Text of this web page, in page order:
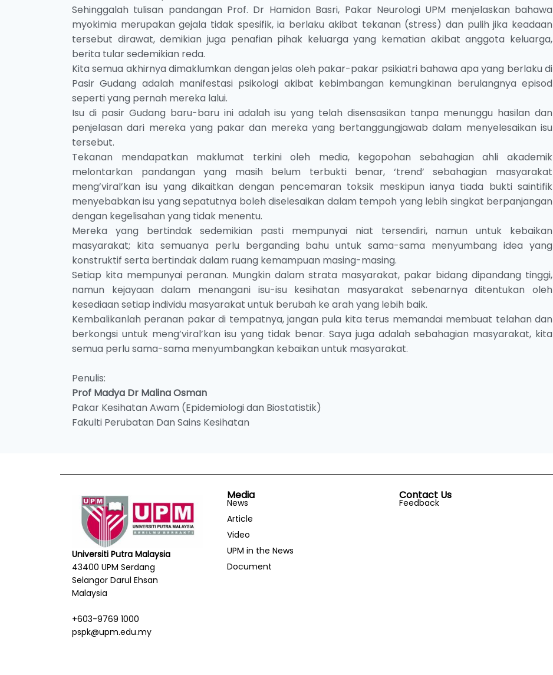
Sehinggalah tulisan pandangan Prof. Dr Hamidon Basri, Pakar Neurologi UPM menjelaskan bahawa
myokimia merupakan gejala tidak spesifik, ia berlaku akibat tekanan (stress) dan pulih jika keadaan
tersebut dirawat, demikian juga penafian pihak keluarga yang kematian akibat anggota keluarga,
berita tular sedemikian reda.
Kita semua akhirnya dimaklumkan dengan jelas oleh pakar-pakar psikiatri bahawa apa yang berlaku di
Pasir Gudang adalah manifestasi psikologi akibat kebimbangan kemungkinan berulangnya episod
seperti yang pernah mereka lalui.
Isu di pasir Gudang baru-baru ini adalah isu yang telah disensasikan tanpa menunggu hasilan dan
penjelasan dari mereka yang pakar dan mereka yang bertanggungjawab dalam menyelesaikan isu
tersebut.
Tekanan mendapatkan maklumat terkini oleh media, kegopohan sebahagian ahli akademik
melontarkan pandangan yang masih belum terbukti benar, ‘trend’ sebahagian masyarakat
meng’viral’kan isu yang dikaitkan dengan pencemaran toksik meskipun ianya tiada bukti saintifik
menyebabkan isu yang sepatutnya boleh diselesaikan dalam tempoh yang lebih singkat berpanjangan
dengan kegelisahan yang tidak menentu.
Mereka yang bertindak sedemikian pasti mempunyai niat tersendiri, namun untuk kebaikan
masyarakat; kita semuanya perlu berganding bahu untuk sama-sama menyumbang idea yang
konstruktif serta bertindak dalam ruang kemampuan masing-masing.
Setiap kita mempunyai peranan. Mungkin dalam strata masyarakat, pakar bidang dipandang tinggi,
namun kejayaan dalam menangani isu-isu kesihatan masyarakat sebenarnya ditentukan oleh
kesediaan setiap individu masyarakat untuk berubah ke arah yang lebih baik.
Kembalikanlah peranan pakar di tempatnya, jangan pula kita terus memandai membuat telahan dan
berkongsi untuk meng’viral’kan isu yang tidak benar. Saya juga adalah sebahagian masyarakat, kita
semua perlu sama-sama menyumbangkan kebaikan untuk masyarakat.
Penulis:
Prof Madya Dr Malina Osman
Pakar Kesihatan Awam (Epidemiologi dan Biostatistik)
Fakulti Perubatan Dan Sains Kesihatan
Universiti Putra Malaysia
43400 UPM Serdang
Selangor Darul Ehsan
Malaysia
+603-9769 1000
pspk@upm.edu.my
Media
News
Article
Video
UPM in the News
Document
Contact Us
Feedback